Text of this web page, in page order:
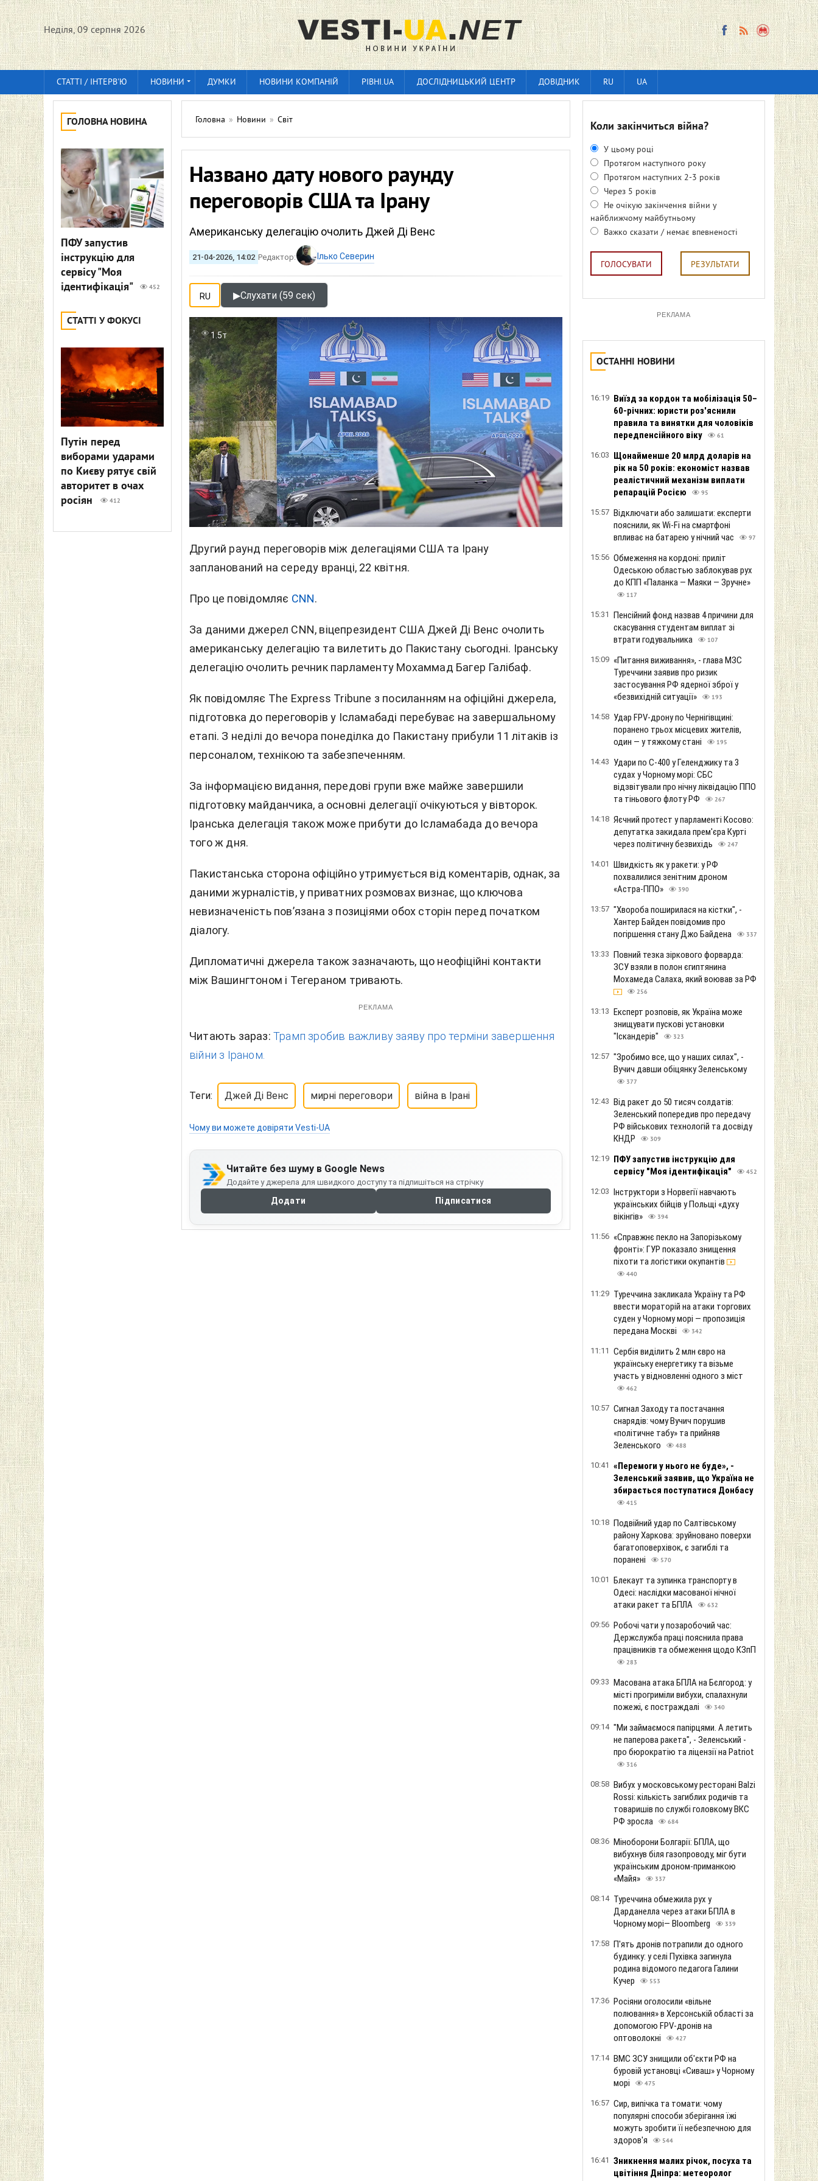
Неділя, 09 серпня 2026
СТАТТІ / ІНТЕРВ'Ю НОВИНИ ДУМКИ НОВИНИ КОМПАНІЙ РІВНІ.UA ДОСЛІДНИЦЬКИЙ ЦЕНТР ДОВІДНИК RU UA
ГОЛОВНА НОВИНА
ПФУ запустив
інструкцію для
сервісу "Моя
ідентифікація"
452
СТАТТІ У ФОКУСІ
Путін перед
виборами ударами
по Києву рятує свій
авторитет в очах
росіян
412
Головна » Новини » Світ
Названо дату нового раунду
переговорів США та Ірану
Американську делегацію очолить Джей Ді Венс
21-04-2026, 14:02 Редактор: Ілько Северин
RU ▶Слухати (59 сек)
1.5т
Другий раунд переговорів між делегаціями США та Ірану
запланований на середу вранці, 22 квітня.
Про це повідомляє CNN.
За даними джерел CNN, віцепрезидент США Джей Ді Венс очолить
американську делегацію та вилетить до Пакистану сьогодні. Іранську
делегацію очолить речник парламенту Мохаммад Багер Галібаф.
Як повідомляє The Express Tribune з посиланням на офіційні джерела,
підготовка до переговорів у Ісламабаді перебуває на завершальному
етапі. З неділі до вечора понеділка до Пакистану прибули 11 літаків із
персоналом, технікою та забезпеченням.
За інформацією видання, передові групи вже майже завершили
підготовку майданчика, а основні делегації очікуються у вівторок.
Іранська делегація також може прибути до Ісламабада до вечора
того ж дня.
Пакистанська сторона офіційно утримується від коментарів, однак, за
даними журналістів, у приватних розмовах визнає, що ключова
невизначеність пов’язана з позиціями обох сторін перед початком
діалогу.
Дипломатичні джерела також зазначають, що неофіційні контакти
між Вашингтоном і Тегераном тривають.
РЕКЛАМА
Читають зараз: Трамп зробив важливу заяву про терміни завершення
війни з Іраном.
Теги: Джей Ді Венс мирні переговори війна в Ірані
Чому ви можете довіряти Vesti-UA
Читайте без шуму в Google News
Додайте у джерела для швидкого доступу та підпишіться на стрічку
Додати Підписатися
Коли закінчиться війна?
У цьому році
Протягом наступного року
Протягом наступних 2-3 років
Через 5 років
Не очікую закінчення війни у
найближчому майбутньому
Важко сказати / немає впевненості
ГОЛОСУВАТИ РЕЗУЛЬТАТИ
РЕКЛАМА
ОСТАННІ НОВИНИ
16:19 Виїзд за кордон та мобілізація 50–
60-річних: юристи роз'яснили
правила та винятки для чоловіків
передпенсійного віку
61
16:03 Щонайменше 20 млрд доларів на
рік на 50 років: економіст назвав
реалістичний механізм виплати
репарацій Росією
95
15:57 Відключати або залишати: експерти
пояснили, як Wi-Fi на смартфоні
впливає на батарею у нічний час
97
15:56 Обмеження на кордоні: приліт
Одеською областью заблокував рух
до КПП «Паланка — Маяки — Зручне»
117
15:31 Пенсійний фонд назвав 4 причини для
скасування студентам виплат зі
втрати годувальника
107
15:09 «Питання виживання», - глава МЗС
Туреччини заявив про ризик
застосування РФ ядерної зброї у
«безвихідній ситуації»
193
14:58 Удар FPV-дрону по Чернігівщині:
поранено трьох місцевих жителів,
один — у тяжкому стані
195
14:43 Удари по С-400 у Геленджику та 3
судах у Чорному морі: СБС
відзвітували про нічну ліквідацію ППО
та тіньового флоту РФ
267
14:18 Яєчний протест у парламенті Косово:
депутатка закидала прем'єра Курті
через політичну безвихідь
247
14:01 Швидкість як у ракети: у РФ
похвалилися зенітним дроном
«Астра-ППО»
390
13:57 "Хвороба поширилася на кістки", -
Хантер Байден повідомив про
погіршення стану Джо Байдена
337
13:33 Повний тезка зіркового форварда:
ЗСУ взяли в полон єгиптянина
Мохамеда Салаха, який воював за РФ
256
13:13 Експерт розповів, як Україна може
знищувати пускові установки
"Іскандерів"
323
12:57 "Зробимо все, що у наших силах", -
Вучич давши обіцянку Зеленському
377
12:43 Від ракет до 50 тисяч солдатів:
Зеленський попередив про передачу
РФ військових технологій та досвіду
КНДР
309
12:19 ПФУ запустив інструкцію для
сервісу "Моя ідентифікація"
452
12:03 Інструктори з Норвегії навчають
українських бійців у Польщі «духу
вікінгів»
394
11:56 «Справжнє пекло на Запорізькому
фронті»: ГУР показало знищення
піхоти та логістики окупантів
440
11:29 Туреччина закликала Україну та РФ
ввести мораторій на атаки торгових
суден у Чорному морі — пропозиція
передана Москві
342
11:11 Сербія виділить 2 млн євро на
українську енергетику та візьме
участь у відновленні одного з міст
462
10:57 Сигнал Заходу та постачання
снарядів: чому Вучич порушив
«політичне табу» та прийняв
Зеленського
488
10:41 «Перемоги у нього не буде», -
Зеленський заявив, що Україна не
збирається поступатися Донбасу
415
10:18 Подвійний удар по Салтівському
району Харкова: зруйновано поверхи
багатоповерхівок, є загиблі та
поранені
570
10:01 Блекаут та зупинка транспорту в
Одесі: наслідки масованої нічної
атаки ракет та БПЛА
632
09:56 Робочі чати у позаробочий час:
Держслужба праці пояснила права
працівників та обмеження щодо КЗпП
283
09:33 Масована атака БПЛА на Бєлгород: у
місті прогриміли вибухи, спалахнули
пожежі, є постраждалі
340
09:14 "Ми займаємося папірцями. А летить
не паперова ракета", - Зеленський -
про бюрократію та ліцензії на Patriot
316
08:58 Вибух у московському ресторані Balzi
Rossi: кількість загиблих родичів та
товаришів по службі головкому ВКС
РФ зросла
684
08:36 Міноборони Болгарії: БПЛА, що
вибухнув біля газопроводу, міг бути
українським дроном-приманкою
«Майя»
337
08:14 Туреччина обмежила рух у
Дарданелла через атаки БПЛА в
Чорному морі— Bloomberg
339
17:58 П'ять дронів потрапили до одного
будинку: у селі Пухівка загинула
родина відомого педагога Галини
Кучер
553
17:36 Росіяни оголосили «вільне
полювання» в Херсонській області за
допомогою FPV-дронів на
оптоволокні
427
17:14 ВМС ЗСУ знищили об'єкти РФ на
буровій установці «Сиваш» у Чорному
морі
475
16:57 Сир, випічка та томати: чому
популярні способи зберігання їжі
можуть зробити її небезпечною для
здоров'я
544
16:41 Зникнення малих річок, посуха та
цвітіння Дніпра: метеоролог